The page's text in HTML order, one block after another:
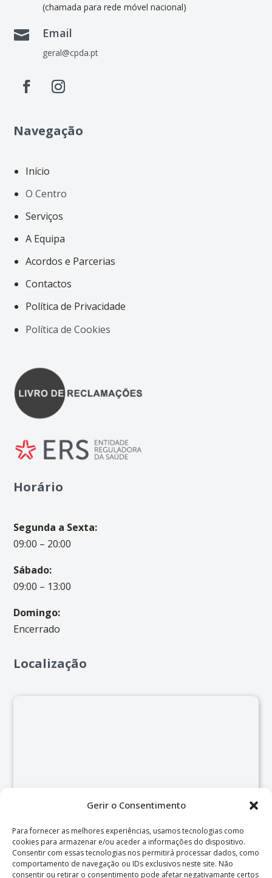
Gerir o Consentimento
Para fornecer as melhores experiências, usamos tecnologias como
cookies para armazenar e/ou aceder a informações do dispositivo.
Consentir com essas tecnologias nos permitirá processar dados, como
comportamento de navegação ou IDs exclusivos neste site. Não
consentir ou retirar o consentimento pode afetar negativamante certos
(chamada para rede móvel nacional)
 Email
geral@cpda.pt
Navegação
Início
O Centro
Serviços
A Equipa
Acordos e Parcerias
Contactos
Política de Privacidade
Política de Cookies
Horário
Segunda a Sexta:
09:00 – 20:00
Sábado:
09:00 – 13:00
Domingo:
Encerrado
Localização